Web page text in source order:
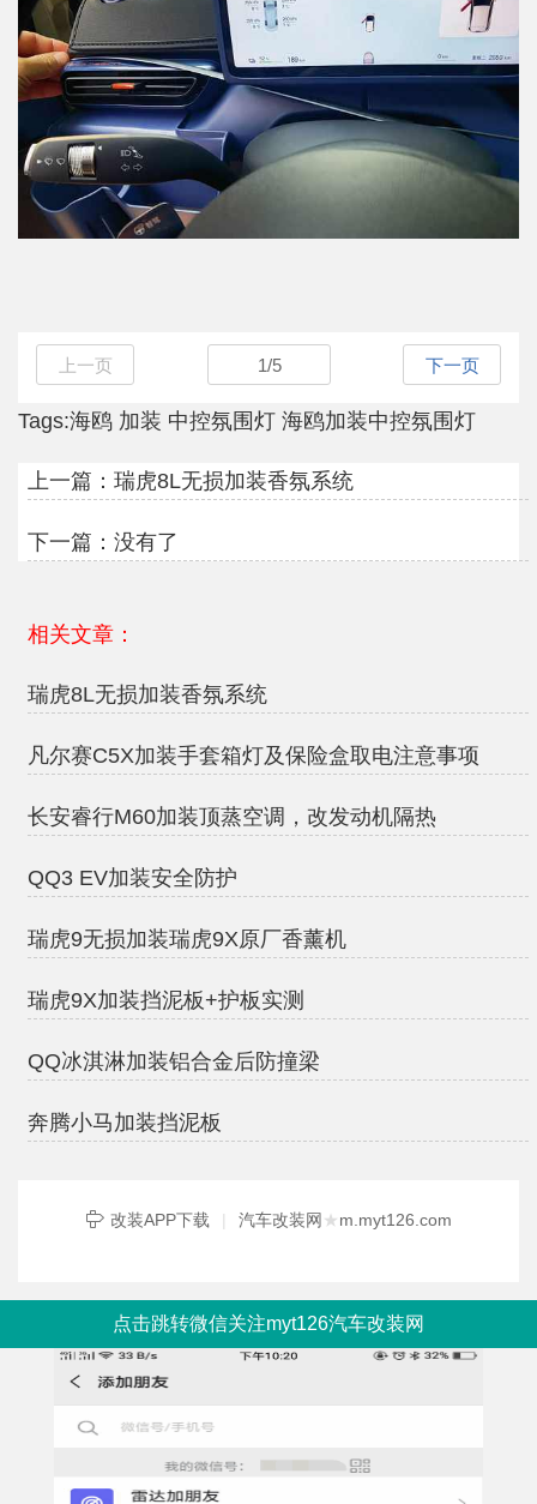
上一页 1/5 下一页
Tags:海鸥 加装 中控氛围灯 海鸥加装中控氛围灯
上一篇： 瑞虎8L无损加装香氛系统
下一篇：没有了
相关文章：
瑞虎8L无损加装香氛系统
凡尔赛C5X加装手套箱灯及保险盒取电注意事项
长安睿行M60加装顶蒸空调，改发动机隔热
QQ3 EV加装安全防护
瑞虎9无损加装瑞虎9X原厂香薰机
瑞虎9X加装挡泥板+护板实测
QQ冰淇淋加装铝合金后防撞梁
奔腾小马加装挡泥板
改装APP下载 | 汽车改装网 ★m.myt126.com
点击跳转微信关注myt126汽车改装网